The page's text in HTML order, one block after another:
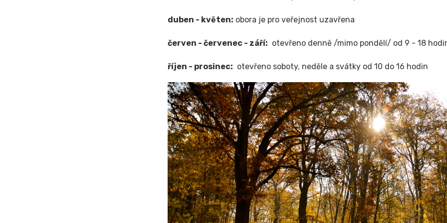
duben - květen: obora je pro veřejnost uzavřena
červen - červenec - září: otevřeno denně /mimo pondělí/ od 9 - 18
říjen - prosinec: otevřeno soboty, neděle a svátky od 10 do 16 hodin